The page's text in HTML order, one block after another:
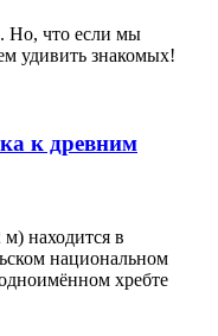
Но, что если мы
удивить знакомых!
к древним
находится в
национальном
хребте